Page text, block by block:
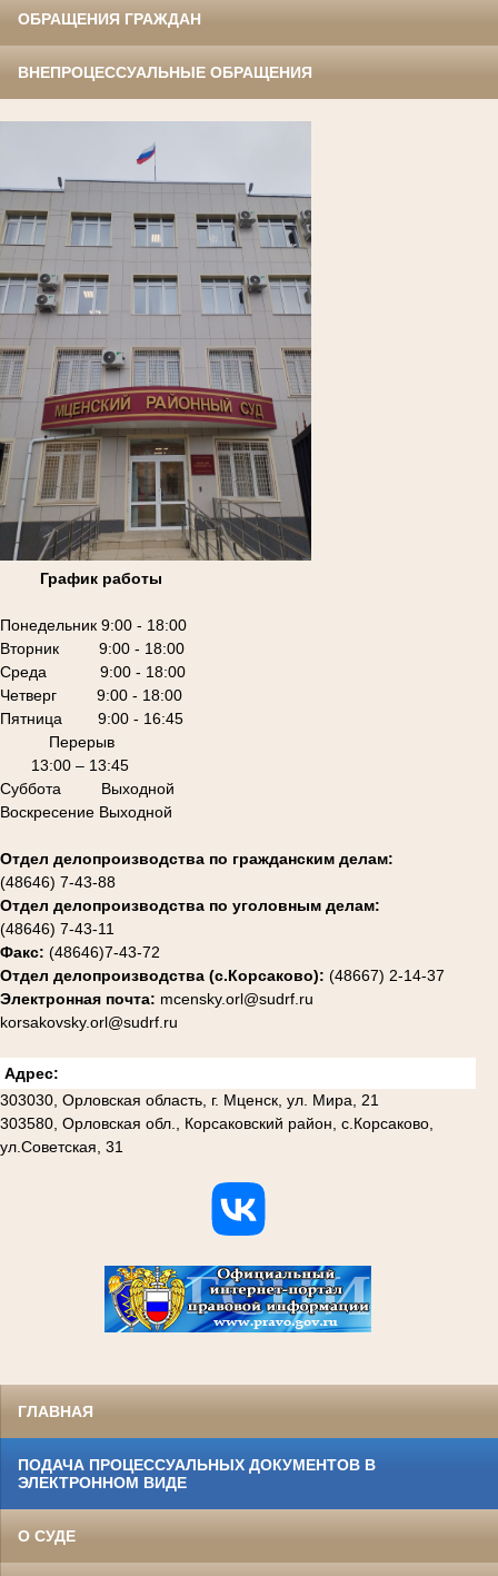
ОБРАЩЕНИЯ ГРАЖДАН
ВНЕПРОЦЕССУАЛЬНЫЕ ОБРАЩЕНИЯ
График работы
Понедельник 9:00 - 18:00
Вторник 9:00 - 18:00
Среда 9:00 - 18:00
Четверг 9:00 - 18:00
Пятница 9:00 - 16:45
Перерыв
13:00 – 13:45
Суббота Выходной
Воскресение Выходной
Отдел делопроизводства по гражданским делам:
(48646) 7-43-88
Отдел делопроизводства по уголовным делам:
(48646) 7-43-11
Факс: (48646)7-43-72
Отдел делопроизводства (с.Корсаково): (48667) 2-14-37
Электронная почта: mcensky.orl@sudrf.ru
korsakovsky.orl@sudrf.ru
Адрес:
303030, Орловская область, г. Мценск, ул. Мира, 21
303580, Орловская обл., Корсаковский район, с.Корсаково,
ул.Советская, 31
ГЛАВНАЯ
ПОДАЧА ПРОЦЕССУАЛЬНЫХ ДОКУМЕНТОВ В
ЭЛЕКТРОННОМ ВИДЕ
О СУДЕ